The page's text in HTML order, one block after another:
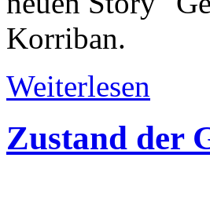
Korriban.
Weiterlesen
Zustand der